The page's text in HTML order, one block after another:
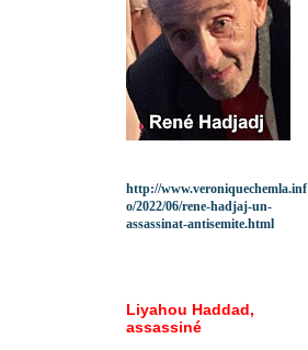
http://www.veroniquechemla.inf
o/2022/06/rene-hadjaj-un-
assassinat-antisemite.html
Liyahou Haddad,
assassiné